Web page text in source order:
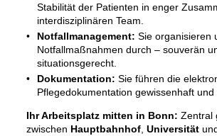
Stabilität der Patienten in enger
interdisziplinären Team.
Notfallmanagement: Sie organisieren
Notfallmaßnahmen durch – souverän
situationsgerecht.
Dokumentation: Sie führen die
Pflegedokumentation gewissenhaft und
Ihr Arbeitsplatz mitten in Bonn: Zentral
zwischen Hauptbahnhof ,Universität